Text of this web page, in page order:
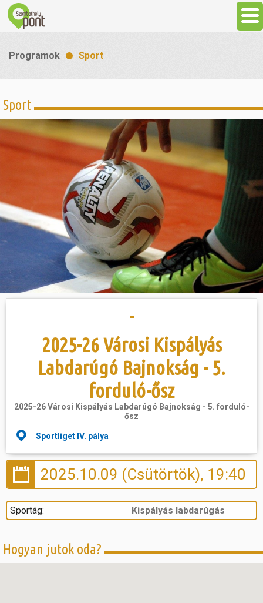
Látnivalók
Gasztronómia
Sport
Szabadidő
Hasznos
Programok Sport
Sport
-
2025-26 Városi Kispályás
Labdarúgó Bajnokság - 5.
forduló-ősz
2025-26 Városi Kispályás Labdarúgó Bajnokság - 5. forduló-
ősz
Sportliget IV. pálya
2025.10.09 (Csütörtök), 19:40
Sportág: Kispályás labdarúgás
Hogyan jutok oda?